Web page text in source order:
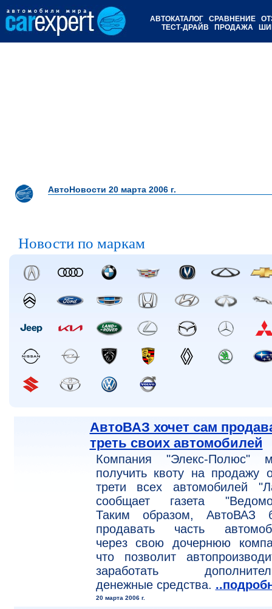
АВТОКАТАЛОГ СРАВНЕНИЕ
ТЕСТ-ДРАЙВ
ПРОДАЖА
АвтоНовости 20 марта 2006 г.
Новости по маркам
АвтоВАЗ хочет сам
треть своих автомобилей
Компания "Элекс-Полюс"
получить квоту на продажу
трети всех автомобилей
сообщает газета
Таким образом, АвтоВАЗ
продавать часть
через свою дочернюю
что позволит
заработать
денежные средства.
20 марта 2006 г.